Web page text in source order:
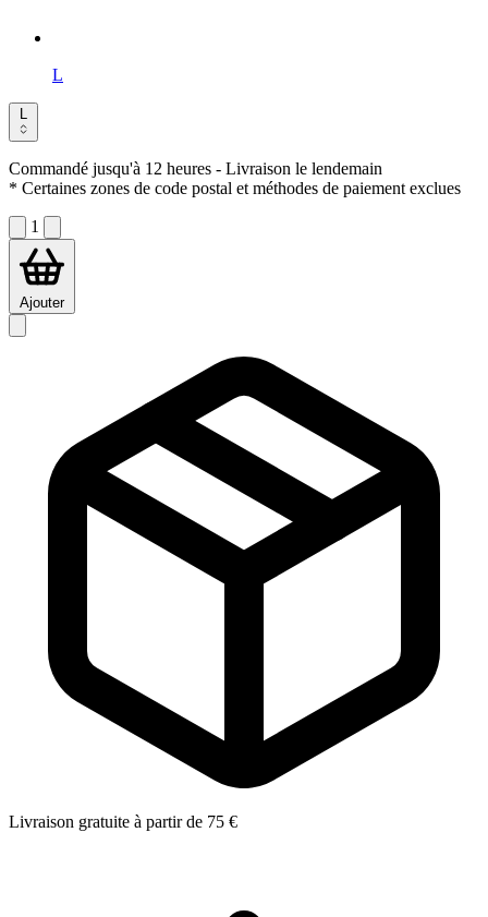
L
L
Commandé jusqu'à 12 heures - Livraison le lendemain
* Certaines zones de code postal et méthodes de paiement exclues
1
Ajouter
Livraison gratuite à partir de 75 €